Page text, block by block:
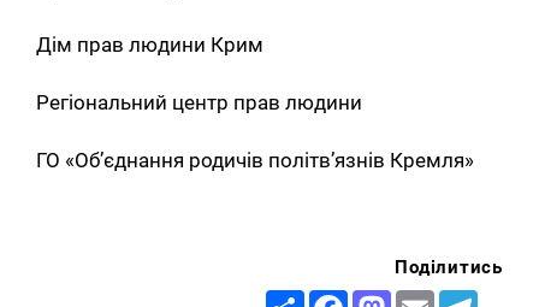
Дім прав людини Крим
Регіональний центр прав людини
ГО «Об’єднання родичів політв’язнів Кремля»
Поділитись
Share FacebookMastodon
Email